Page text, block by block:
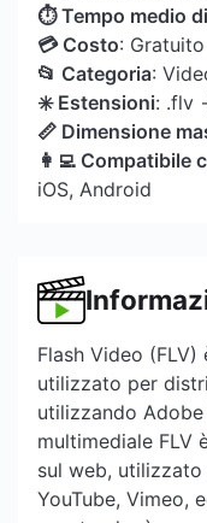
⏱ Tempo medio
💳 Costo: Gratuito
📂 Categoria:
✳️ Estensioni: .flv
📏 Dimensione
👩‍💻 Compatibile
iOS, Android
Flash Video
utilizzato per
utilizzando
multimediale FLV
sul web,
YouTube, Vimeo,